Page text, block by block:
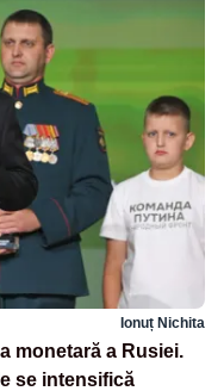
Ionuț Nichita
monetară a Rusiei.
se intensifică